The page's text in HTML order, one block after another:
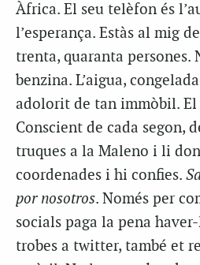
Àfrica. El seu telèfon és
l’esperança. Estàs al mig
trenta, quaranta persones.
benzina. L’aigua,
adolorit de tan immòbil.
Conscient de cada segon,
truques a la Maleno i li
coordenades i hi confies.
por nosotros. Només per
socials paga la pena
trobes a twitter, també et